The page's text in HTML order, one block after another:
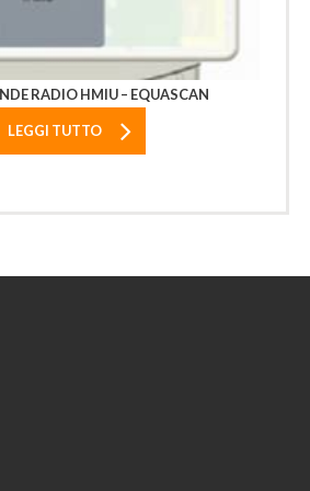
RADIO HMIU – EQUASCAN
LEGGI TUTTO